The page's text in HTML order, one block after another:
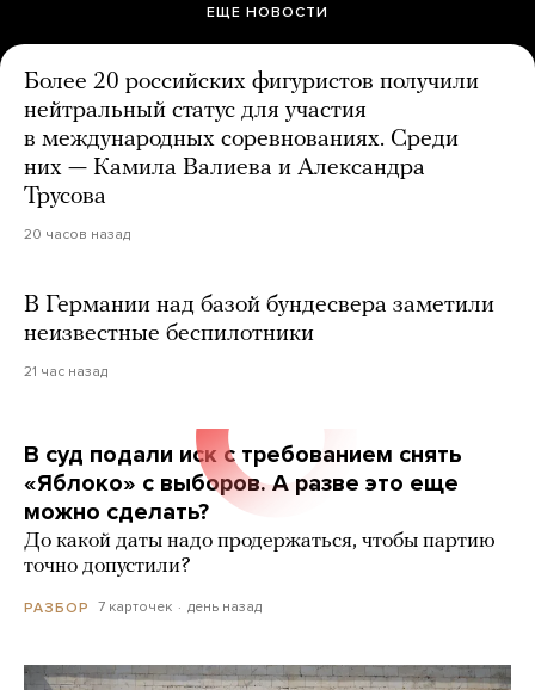
ЕЩЕ НОВОСТИ
Более 20 российских фигуристов получили
нейтральный статус для участия
в международных соревнованиях. Среди
них — Камила Валиева и Александра
Трусова
20 часов назад
В Германии над базой бундесвера заметили
неизвестные беспилотники
21 час назад
В суд подали иск с требованием снять
«Яблоко» с выборов. А разве это еще
можно сделать?
До какой даты надо продержаться, чтобы партию
точно допустили?
РАЗБОР 7 карточек день назад